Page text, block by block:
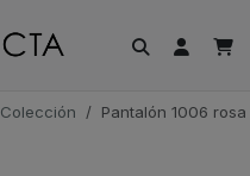
Colección Pantalón 1006 rosa